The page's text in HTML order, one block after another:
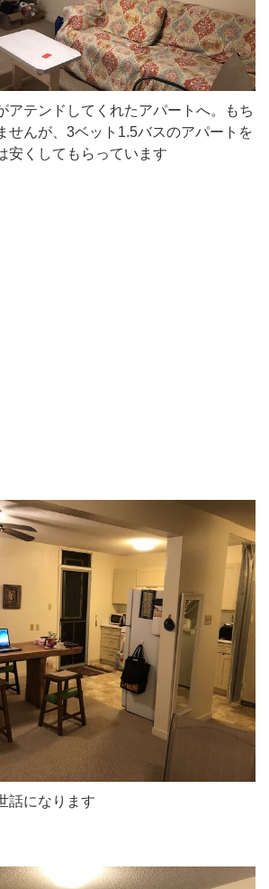
アテンドしてくれたアパートへ。もち
せんが、3ベット1.5バスのアパートを
安くしてもらっています
話になります